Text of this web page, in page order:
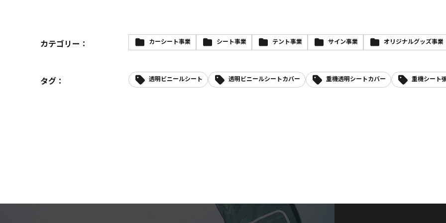
カテゴリー： カーシート事業 シート事業 テント事業 サイン事業 オリジナルグッズ事業
タグ： 透明ビニールシート 透明ビニールシートカバー 重機透明シートカバー 重機シート